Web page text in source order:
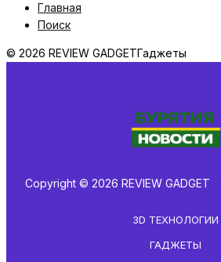
Главная
Поиск
© 2026 REVIEW GADGETГаджеты
Copyright © 2026 REVIEW GADGET
3D ТЕХНОЛОГИИ
ГАДЖЕТЫ